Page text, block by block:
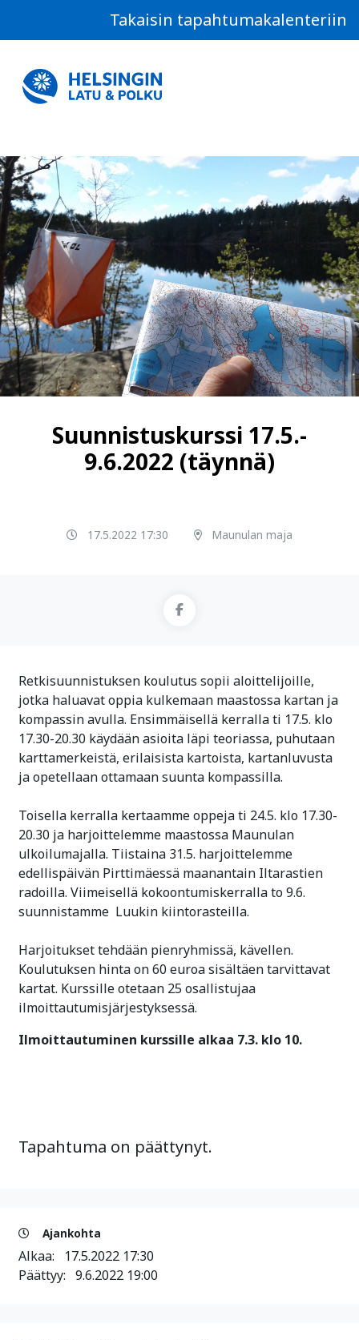
Takaisin tapahtumakalenteriin
Suunnistuskurssi 17.5.-
9.6.2022 (täynnä)
17.5.2022 17:30 Maunulan maja
Retkisuunnistuksen koulutus sopii aloittelijoille,
jotka haluavat oppia kulkemaan maastossa kartan ja
kompassin avulla. Ensimmäisellä kerralla ti 17.5. klo
17.30-20.30 käydään asioita läpi teoriassa, puhutaan
karttamerkeistä, erilaisista kartoista, kartanluvusta
ja opetellaan ottamaan suunta kompassilla.
Toisella kerralla kertaamme oppeja ti 24.5. klo 17.30-
20.30 ja harjoittelemme maastossa Maunulan
ulkoilumajalla. Tiistaina 31.5. harjoittelemme
edellispäivän Pirttimäessä maanantain Iltarastien
radoilla. Viimeisellä kokoontumiskerralla to 9.6.
suunnistamme Luukin kiintorasteilla.
Harjoitukset tehdään pienryhmissä, kävellen.
Koulutuksen hinta on 60 euroa sisältäen tarvittavat
kartat. Kurssille otetaan 25 osallistujaa
ilmoittautumisjärjestyksessä.
Ilmoittautuminen kurssille alkaa 7.3. klo 10.
Tapahtuma on päättynyt.
Ajankohta
Alkaa: 17.5.2022 17:30
Päättyy: 9.6.2022 19:00